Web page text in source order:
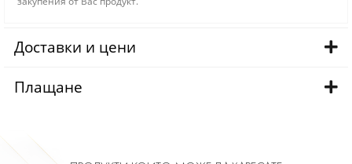
Доставки и цени
Плащане